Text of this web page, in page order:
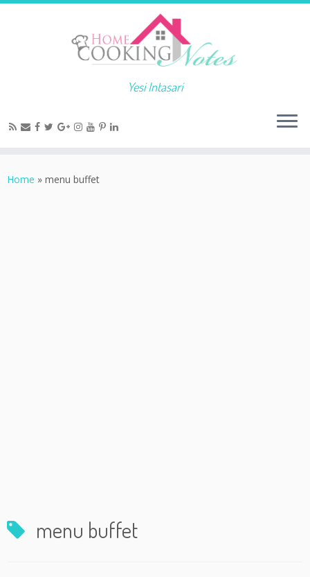
Yesi Intasari
Home » menu buffet
menu buffet